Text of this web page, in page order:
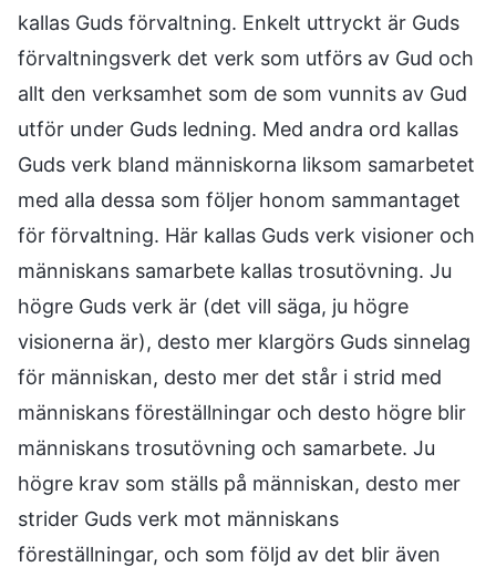
kallas Guds förvaltning. Enkelt uttryckt är Guds
förvaltningsverk det verk som utförs av Gud och
allt den verksamhet som de som vunnits av Gud
utför under Guds ledning. Med andra ord kallas
Guds verk bland människorna liksom samarbetet
med alla dessa som följer honom sammantaget
för förvaltning. Här kallas Guds verk visioner och
människans samarbete kallas trosutövning. Ju
högre Guds verk är (det vill säga, ju högre
visionerna är), desto mer klargörs Guds sinnelag
för människan, desto mer det står i strid med
människans föreställningar och desto högre blir
människans trosutövning och samarbete. Ju
högre krav som ställs på människan, desto mer
strider Guds verk mot människans
föreställningar, och som följd av det blir även